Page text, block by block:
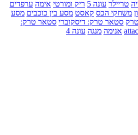
טריילר עונה 5 ריק ומורטי אימה ערפדים
משחקי הכס קאסט מסע בין כוכבים מסע
סטאר טרק: דיסקוברי סטאר טרק:
אנימה מנגה עונה 4